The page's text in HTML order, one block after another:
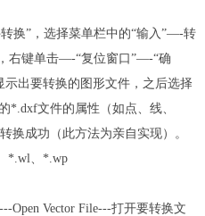
换” ，选择菜单栏中的“输入 ”—-转
，右键单击—-“复位窗口 ”—-“确
示出要转换的图形文件，之后选择
*.dxf文件的属性（如点、线、
换成功（此方法为亲自实现）。
*.wl
*.wp
Open Vector File---打开要转换文